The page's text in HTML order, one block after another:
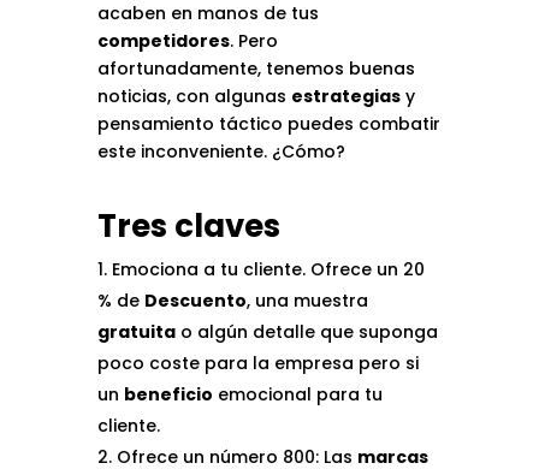
acaben en manos de tus
competidores. Pero
afortunadamente, tenemos buenas
noticias, con algunas estrategiasy
pensamiento táctico puedes combatir
este inconveniente. ¿Cómo?
Tres claves
Emociona a tu cliente. Ofrece un 20
% de Descuento, una muestra
gratuitao algún detalle que suponga
poco coste para la empresa pero si
un beneficio emocional para tu
cliente.
Ofrece un número 800: Las marcas